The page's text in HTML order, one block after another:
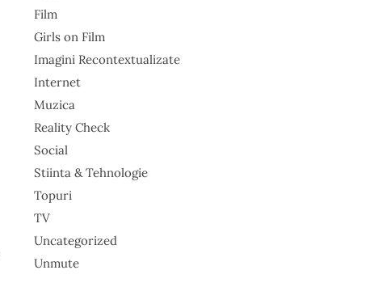
Film
Girls on Film
Imagini Recontextualizate
Internet
Muzica
Reality Check
Social
Stiinta & Tehnologie
Topuri
TV
Uncategorized
Unmute